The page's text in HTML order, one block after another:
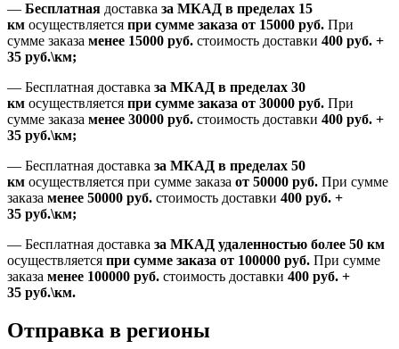
— Бесплатная доставка за МКАД в пределах 15
км осуществляется при сумме заказа от 15000 руб. При
сумме заказа менее 15000 руб. стоимость доставки 400 руб. +
35 руб.\км;
— Бесплатная доставка за МКАД в пределах 30
км осуществляется при сумме заказа от 30000 руб. При
сумме заказа менее 30000 руб. стоимость доставки 400 руб. +
35 руб.\км;
— Бесплатная доставка за МКАД в пределах 50
км осуществляется при сумме заказа от 50000 руб. При сумме
заказа менее 50000 руб. стоимость доставки 400 руб. +
35 руб.\км;
— Бесплатная доставка за МКАД удаленностью более 50 км
осуществляется при сумме заказа от 100000 руб. При сумме
заказа менее 100000 руб. стоимость доставки 400 руб. +
35 руб.\км.
Отправка в регионы